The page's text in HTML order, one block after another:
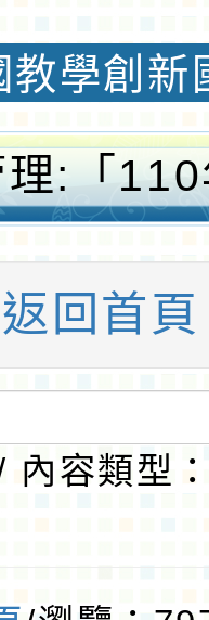
國際認
:「
線上課
知、課
小全球
返回首頁
容類型